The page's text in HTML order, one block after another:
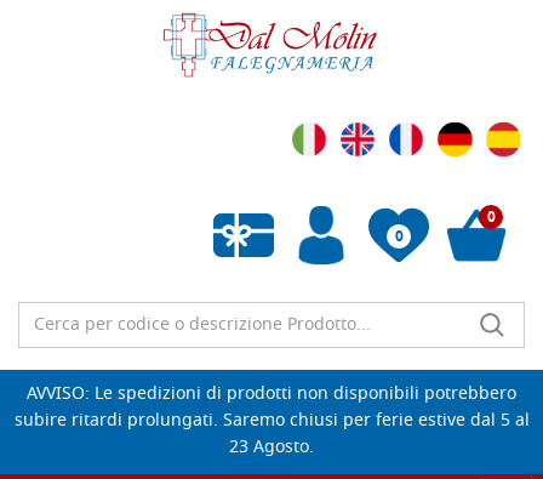
0
Wishlist vuota
0
AVVISO: Le spedizioni di prodotti non disponibili potrebbero
subire ritardi prolungati. Saremo chiusi per ferie estive dal 5 al
23 Agosto.